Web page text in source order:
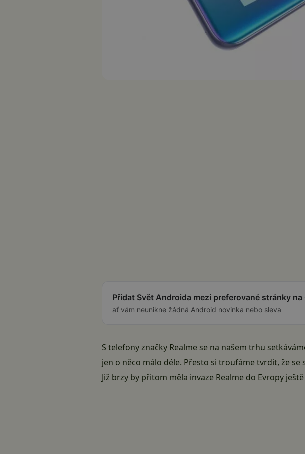
Přidat Svět Androida mezi preferované stránky na
ať vám neunikne žádná Android novinka nebo sleva
S telefony značky Realme se na našem trhu
jen o něco málo déle. Přesto si troufáme tvrdit, že
Již brzy by přitom měla invaze Realme do Evropy